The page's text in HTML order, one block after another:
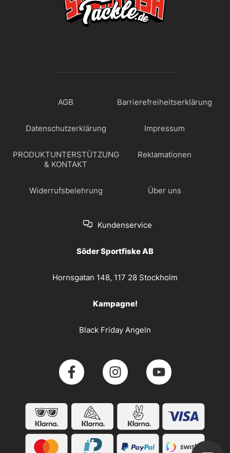
AGB Barrierefreiheitserklärung
Datenschutzerklärung Impressum
PRODUKTUNTERSTÜTZUNG
& KONTAKT
Reklamationen
Widerrufsbelehrung Über uns
Kundenservice
Söder Sportfiske AB
Hornsgatan 148, 117 28 Stockholm
Kampagne!
Black Friday Angeln